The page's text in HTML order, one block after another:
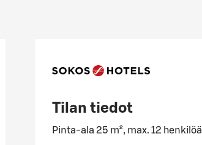
Tilan tiedot
Pinta-ala 25 m², max. 12 henkilöä